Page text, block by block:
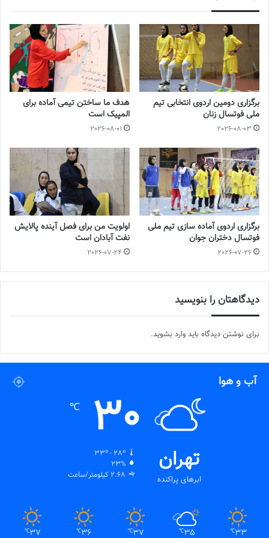
تیم‌های کشور میزبان، ایران، ازبکستان و ژاپن حضور دارند و رویارویی با
این تیم‌ها به بهبود شرایط بازیکنان کمک می‌کند.
تیم ملی ایران در جام ملت‌های فوتسال زنان آسیا ۲۰۲۵ با تیم‌های
ویتنام، هنگ‌کنگ و فیلیپین در گروه دوم قرار دارد.
💻منبع:ایرنا 📸عکس:ایرنا
◾️با فوتبالز همراه شوید◾️فوتبالزرا در اینستاگرام دنبال کنید
◾️
footballs.women@
برچسب ها تیم ملی فوتسال زنان فوتسال زنان مطهره توکلی
برگزاری دومین اردوی انتخابی تیم
ملی فوتسال زنان
2026-08-03
هدف ما ساختن تیمی آماده برای
المپیک است
2026-08-01
برگزاری اردوی آماده سازی تیم ملی
فوتسال دختران جوان
2026-07-26
اولویت من برای فصل آینده پالایش
نفت آبادان است
2026-07-24
دیدگاهتان را بنویسید
برای نوشتن دیدگاه باید وارد بشوید.
آب و هوا
تهران
ابرهای پراکنده
30
℃
33º - 28º
23%
2.68 کیلومتر/ساعت
33
℃
35
℃
37
℃
36
℃
37
℃